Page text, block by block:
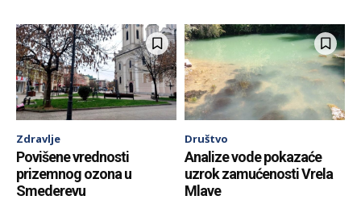
Zdravlje
Povišene vrednosti
prizemnog ozona u
Smederevu
Društvo
Analize vode pokazaće
uzrok zamućenosti Vrela
Mlave